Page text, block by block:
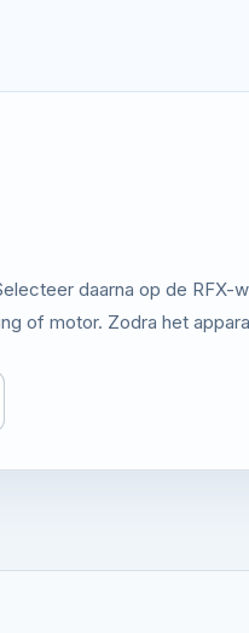
daarna op de RFX-
of motor. Zodra het